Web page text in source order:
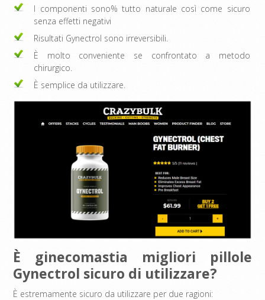
I componenti sono% tutto naturale così come sicuro
senza effetti negativi
Risultati Gynectrol sono irreversibili.
È molto conveniente se confrontato a metodo
chirurgico.
È semplice da utilizzare.
È ginecomastia migliori pillole
Gynectrol sicuro di utilizzare?
È estremamente sicuro da utilizzare per due ragioni: